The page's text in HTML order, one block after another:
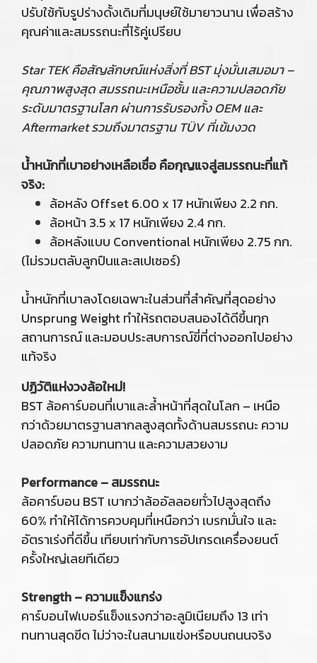
ปรับใช้กับรูปร่างดั้งเดิมที่มนุษย์ใช้มายาวนาน เพื่อสร้าง
คุณค่าและสมรรถนะที่ไร้คู่เปรียบ
Star TEK คือสัญลักษณ์แห่งสิ่งที่ BST มุ่งมั่นเสมอมา –
คุณภาพสูงสุด สมรรถนะเหนือชั้น และความปลอดภัย
ระดับมาตรฐานโลก ผ่านการรับรองทั้ง OEM และ
Aftermarket รวมถึงมาตรฐาน TÜV ที่เข้มงวด
น้ำหนักที่เบาอย่างเหลือเชื่อ คือกุญแจสู่สมรรถนะที่แท้
จริง:
ล้อหลัง Offset 6.00 x 17 หนักเพียง 2.2 กก.
ล้อหน้า 3.5 x 17 หนักเพียง 2.4 กก.
ล้อหลังแบบ Conventional หนักเพียง 2.75 กก.
(ไม่รวมตลับลูกปืนและสเปเซอร์)
น้ำหนักที่เบาลงโดยเฉพาะในส่วนที่สำคัญที่สุดอย่าง
Unsprung Weight ทำให้รถตอบสนองได้ดีขึ้นทุก
สถานการณ์ และมอบประสบการณ์ขี่ที่ต่างออกไปอย่าง
แท้จริง
ปฏิวัติแห่งวงล้อใหม่!
BST ล้อคาร์บอนที่เบาและล้ำหน้าที่สุดในโลก – เหนือ
กว่าด้วยมาตรฐานสากลสูงสุดทั้งด้านสมรรถนะ ความ
ปลอดภัย ความทนทาน และความสวยงาม
Performance – สมรรถนะ
ล้อคาร์บอน BST เบากว่าล้ออัลลอยทั่วไปสูงสุดถึง
60% ทำให้ได้การควบคุมที่เหนือกว่า เบรกมั่นใจ และ
อัตราเร่งที่ดีขึ้น เทียบเท่ากับการอัปเกรดเครื่องยนต์
ครั้งใหญ่เลยทีเดียว
Strength – ความแข็งแกร่ง
คาร์บอนไฟเบอร์แข็งแรงกว่าอะลูมิเนียมถึง 13 เท่า
ทนทานสุดขีด ไม่ว่าจะในสนามแข่งหรือบนถนนจริง